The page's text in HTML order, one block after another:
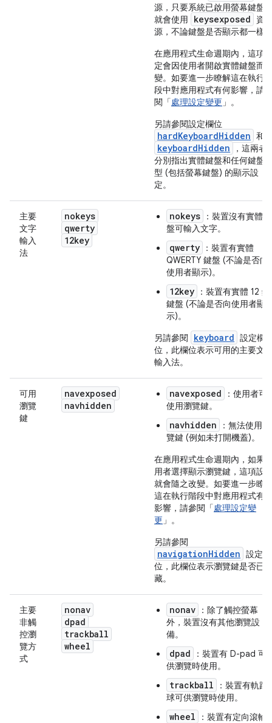
源，只要系統已啟用螢幕鍵盤
就會使用
keysexposed
資
源，不論鍵盤是否顯示都一樣
在應用程式生命週期內，這項
定會因使用者開啟實體鍵盤而
變。如要進一步瞭解這在執行
段中對應用程式有何影響，請
閱「處理設定變更 」。
另請參閱設定欄位
hardKeyboardHidden 和
keyboardHidden
，這兩者
分別指出實體鍵盤和任何鍵盤
型 (包括螢幕鍵盤) 的顯示設
定。
主要
文字
輸入
法
nokeys
qwerty
12key
nokeys
：裝置沒有實體鍵
盤可輸入文字。
qwerty
：裝置有實體
QWERTY 鍵盤 (不論是否向
使用者顯示)。
12key
：裝置有實體 12 鍵
鍵盤 (不論是否向使用者顯
示)。
另請參閱
keyboard 設定欄
位，此欄位表示可用的主要文
輸入法。
可用
瀏覽
鍵
navexposed
navhidden
navexposed
：使用者可
使用瀏覽鍵。
navhidden
：無法使用瀏
覽鍵 (例如未打開機蓋)。
在應用程式生命週期內，如果
用者選擇顯示瀏覽鍵，這項設
就會隨之改變。如要進一步瞭
這在執行階段中對應用程式有
影響，請參閱「處理設定變
更 」。
另請參閱
navigationHidden 設定欄
位，此欄位表示瀏覽鍵是否已
藏。
主要
非觸
控瀏
覽方
式
nonav
dpad
trackball
wheel
nonav
：除了觸控螢幕
外，裝置沒有其他瀏覽設
備。
dpad
：裝置有 D-pad 可
供瀏覽時使用。
trackball
：裝置有軌跡
球可供瀏覽時使用。
wheel
：裝置有定向滾輪